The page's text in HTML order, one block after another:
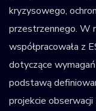
kryzysowego,
przestrzennego. W
współpracowała z
dotyczące
podstawą
projekcie